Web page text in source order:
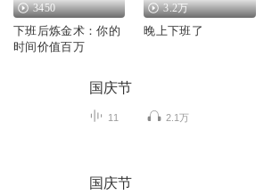
3450
下班后炼金术：你的
时间价值百万
3.2万
晚上下班了
国庆节
11 2.1万
国庆节